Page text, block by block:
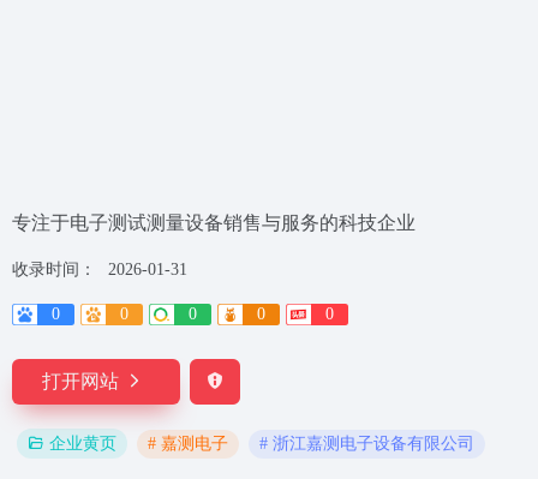
专注于电子测试测量设备销售与服务的科技企业
收录时间： 2026-01-31
0 0 0 0 0
打开网站
企业黄页 # 嘉测电子 # 浙江嘉测电子设备有限公司